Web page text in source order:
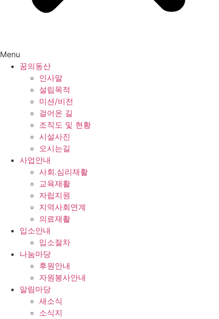
Menu
꿈의동산
인사말
설립목적
미션/비전
걸어온 길
조직도 및 현황
시설사진
오시는길
사업안내
사회.심리재활
교육재활
자립지원
지역사회연계
의료재활
입소안내
입소절차
나눔마당
후원안내
자원봉사안내
알림마당
새소식
소식지